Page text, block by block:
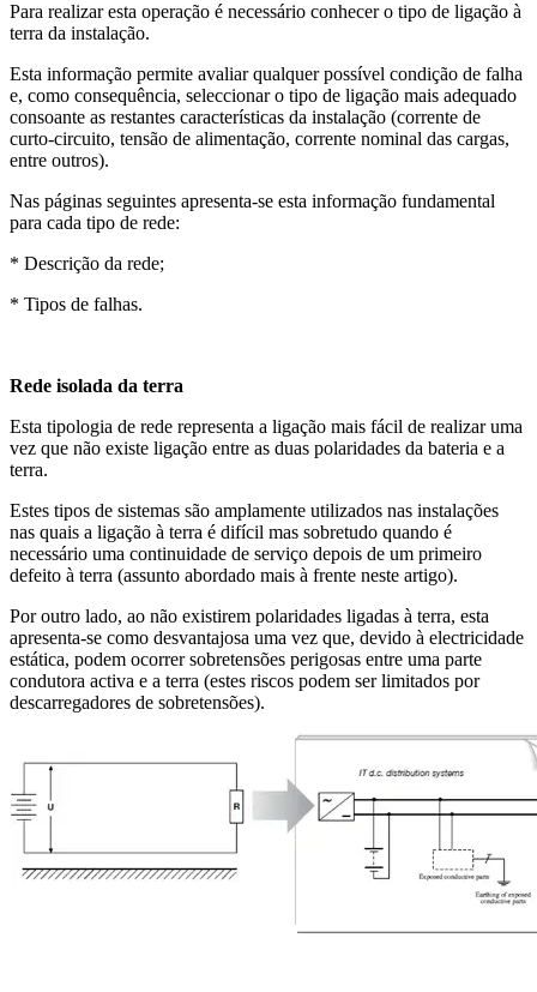
Para realizar esta operação é necessário conhecer o tipo de ligação à
terra da instalação.
Esta informação permite avaliar qualquer possível condição de falha
e, como consequência, seleccionar o tipo de ligação mais adequado
consoante as restantes características da instalação (corrente de
curto-circuito, tensão de alimentação, corrente nominal das cargas,
entre outros).
Nas páginas seguintes apresenta-se esta informação fundamental
para cada tipo de rede:
* Descrição da rede;
* Tipos de falhas.
Rede isolada da terra
Esta tipologia de rede representa a ligação mais fácil de realizar uma
vez que não existe ligação entre as duas polaridades da bateria e a
terra.
Estes tipos de sistemas são amplamente utilizados nas instalações
nas quais a ligação à terra é difícil mas sobretudo quando é
necessário uma continuidade de serviço depois de um primeiro
defeito à terra (assunto abordado mais à frente neste artigo).
Por outro lado, ao não existirem polaridades ligadas à terra, esta
apresenta-se como desvantajosa uma vez que, devido à electricidade
estática, podem ocorrer sobretensões perigosas entre uma parte
condutora activa e a terra (estes riscos podem ser limitados por
descarregadores de sobretensões).